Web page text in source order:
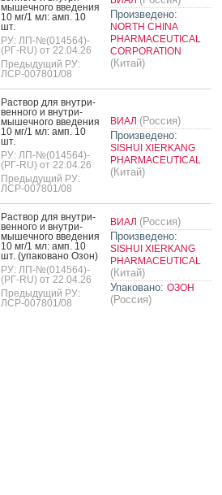
мышеч­но­го вве­дения
10 мг/1 мл: амп. 10
шт.
РУ: ЛП-№(014564)-
(РГ-RU) от 22.04.26
Предыдущий РУ:
ЛСР-007801/08
Произведено:
NORTH CHINA
PHARMACEUTICAL
CORPORATION
(Китай)
Рас­твор для внут­ри­
вен­но­го и внут­ри­
мышеч­но­го вве­дения
10 мг/1 мл: амп. 10
шт.
РУ: ЛП-№(014564)-
(РГ-RU) от 22.04.26
Предыдущий РУ:
ЛСР-007801/08
ВИАЛ (Россия)
Произведено:
SISHUI XIERKANG
PHARMACEUTICAL
(Китай)
Рас­твор для внут­ри­
вен­но­го и внут­ри­
мышеч­но­го вве­дения
10 мг/1 мл: амп. 10
шт. (упа­кова­но Озон)
РУ: ЛП-№(014564)-
(РГ-RU) от 22.04.26
Предыдущий РУ:
ЛСР-007801/08
ВИАЛ (Россия)
Произведено:
SISHUI XIERKANG
PHARMACEUTICAL
(Китай)
Упаковано: ОЗОН
(Россия)